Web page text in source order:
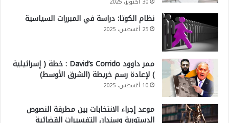
نظام الكوتا: دراسة في المبررات السياسية
25 أغسطس، 2025
ممر داوود David’s Corrido : خطة ( إسرائيلية
) لإعادة رسم خريطة (الشرق الأوسط)
10 أغسطس، 2025
موعد إجراء الانتخابات بين مطرقة النصوص
الدستورية وسندان التفسيرات القضائية